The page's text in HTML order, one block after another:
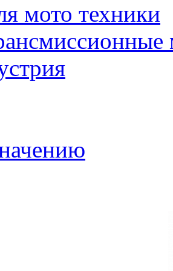
мото техники